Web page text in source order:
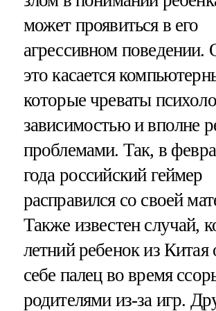
может проявиться в его
агрессивном поведении.
это касается
которые чреваты
зависимостью и вполне
проблемами. Так, в
года российский геймер
расправился со своей
Также известен случай,
летний ребенок из Китая
себе палец во время
родителями из-за игр.